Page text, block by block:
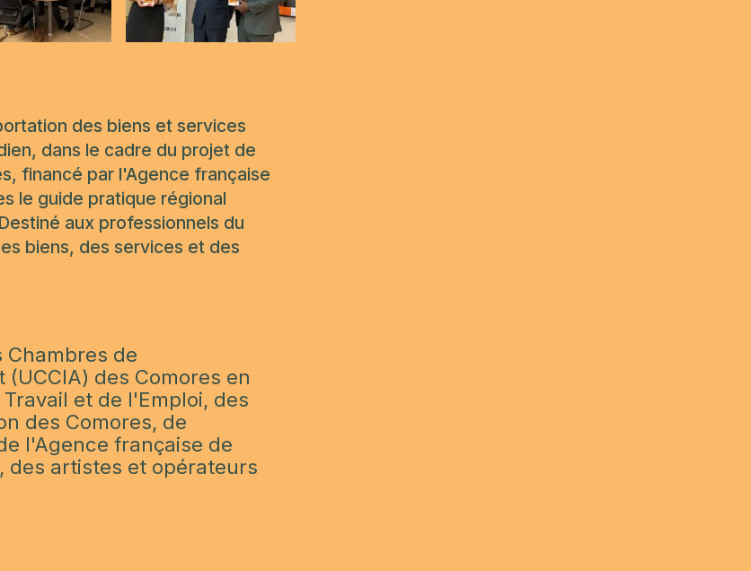
des biens et services
dans le cadre du projet de
financé par l'Agence française
le guide pratique régional
aux professionnels du
biens, des services et des
de
des Comores en
et de l'Emploi, des
des Comores, de
l'Agence française de
des artistes et opérateurs